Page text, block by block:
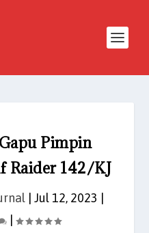
Pimpin
Raider 142/KJ
Jul 12, 2023
|